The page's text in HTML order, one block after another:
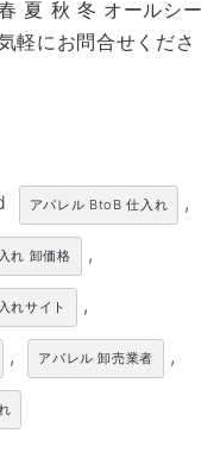
夏 秋 冬 オールシー
軽にお問合せくださ
アパレル BtoB 仕入れ ,
れ 卸価格 ,
れサイト ,
, アパレル 卸売業者 ,